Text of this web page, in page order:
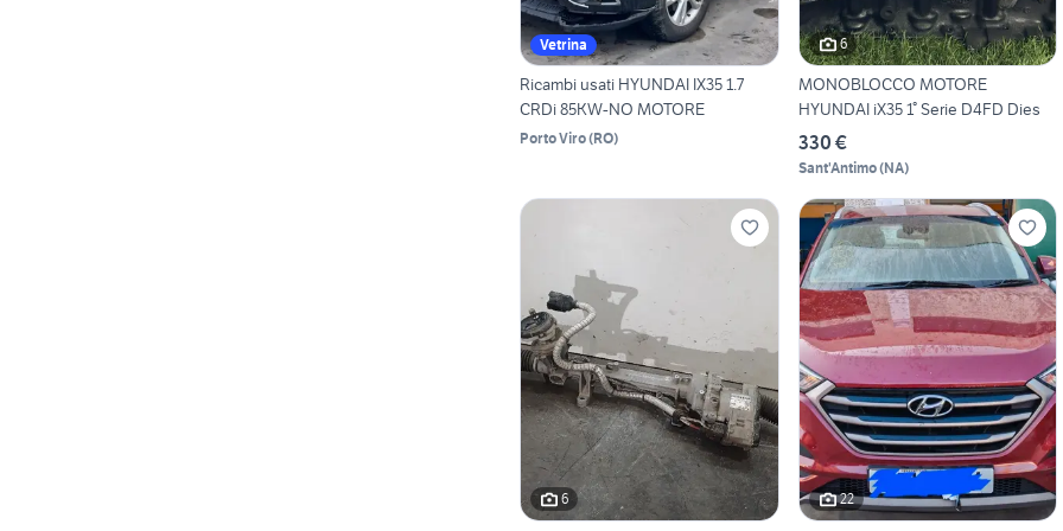
Vetrina
Ricambi usati HYUNDAI IX35 1.7
CRDi 85KW-NO MOTORE
Porto Viro(RO)
6
MONOBLOCCO MOTORE
HYUNDAI iX35 1° Serie D4FD Dies
330 €
Sant'Antimo(NA)
6 22